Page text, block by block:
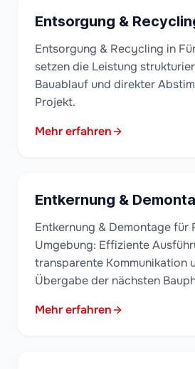
Entsorgung &
Entsorgung & Recycling in
setzen die Leistung
Bauablauf und direkter
Projekt.
Mehr erfahren
Entkernung &
Entkernung & Demontage für
Umgebung: Effiziente
transparente Kommunikation
Übergabe der nächsten
Mehr erfahren